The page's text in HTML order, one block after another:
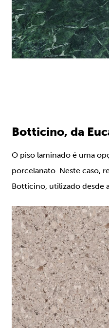
Botticino, da
O piso laminado é uma
porcelanato. Neste caso,
Botticino, utilizado desde